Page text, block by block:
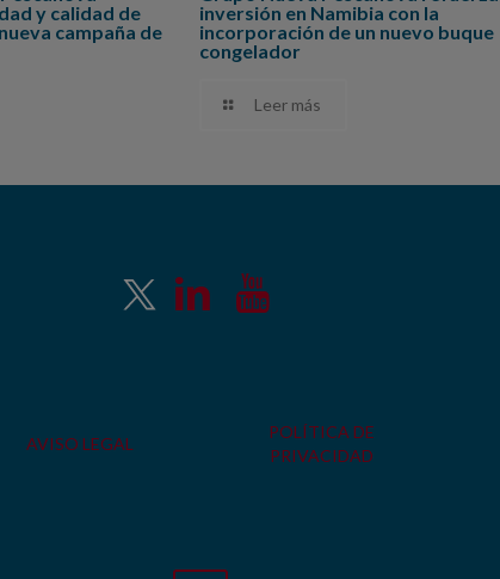
y calidad de
campaña de
inversión en Namibia con la
incorporación de un nuevo buque
congelador
Leer más
AVISO LEGAL
POLÍTICA DE
PRIVACIDAD